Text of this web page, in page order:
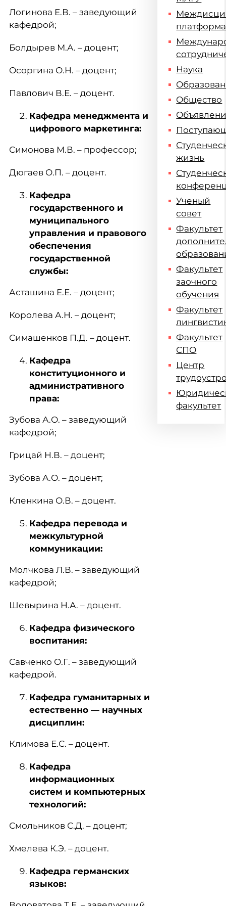
Логинова Е.В. – заведующий
кафедрой;
Болдырев М.А. – доцент;
Осоргина О.Н. – доцент;
Павлович В.Е. – доцент.
Кафедра менеджмента и
цифрового маркетинга:
Симонова М.В. – профессор;
Дюгаев О.П. – доцент.
Кафедра
государственного и
муниципального
управления и правового
обеспечения
государственной
службы:
Асташина Е.Е. – доцент;
Королева А.Н. – доцент;
Симашенков П.Д. – доцент.
Кафедра
конституционного и
административного
права:
Зубова А.О. – заведующий
кафедрой;
Грицай Н.В. – доцент;
Зубова А.О. – доцент;
Кленкина О.В. – доцент.
Кафедра перевода и
межкультурной
коммуникации:
Молчкова Л.В. – заведующий
кафедрой;
Шевырина Н.А. – доцент.
Кафедра физического
воспитания:
Савченко О.Г. – заведующий
кафедрой.
Кафедра гуманитарных и
естественно — научных
дисциплин:
Климова Е.С. – доцент.
Кафедра
информационных
систем и компьютерных
технологий:
Смольников С.Д. – доцент;
Хмелева К.Э. – доцент.
Кафедра германских
языков:
платформа
Наука
Общество
жизнь
Ученый
совет
Факультет
Факультет
заочного
обучения
Факультет
Факультет
СПО
Центр
факультет